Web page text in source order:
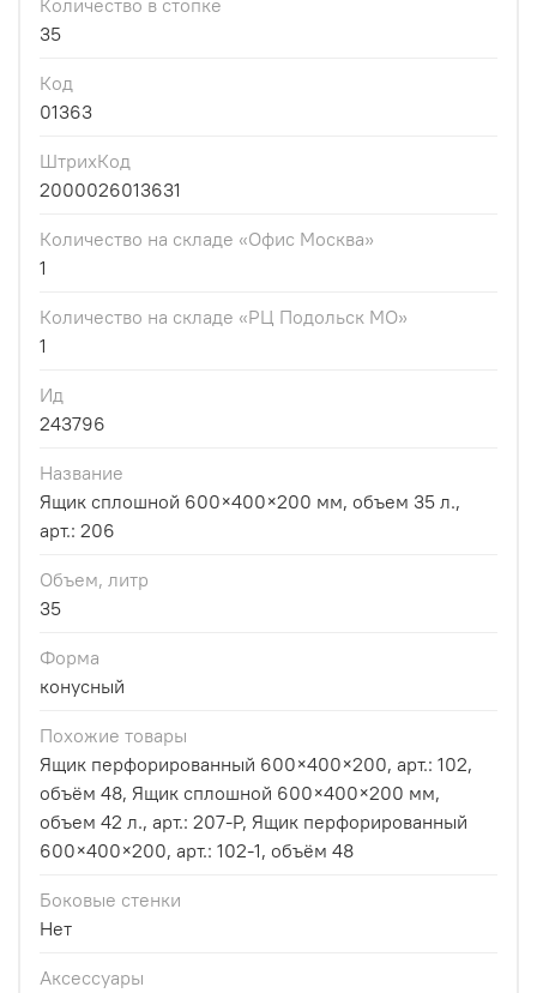
Количество в стопке
35
Код
01363
ШтрихКод
2000026013631
Количество на складе «Офис Москва»
1
Количество на складе «РЦ Подольск МО»
1
Ид
243796
Название
Ящик сплошной 600×400×200 мм, объем 35 л.,
арт.: 206
Объем, литр
35
Форма
конусный
Похожие товары
Ящик перфорированный 600×400×200, арт.: 102,
объём 48, Ящик сплошной 600×400×200 мм,
объем 42 л., арт.: 207-P, Ящик перфорированный
600×400×200, арт.: 102-1, объём 48
Боковые стенки
Нет
Аксессуары